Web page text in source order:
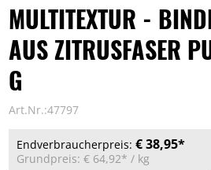
MULTITEXTUR -
AUS ZITRUSFASER
G
Art.Nr.:47797
Endverbraucherpreis: € 38,95*
Grundpreis: € 64,92* / kg